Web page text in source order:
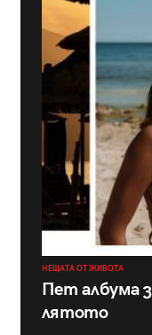
НЕЩАТА ОТ ЖИВОТА
Пет албума
лятото